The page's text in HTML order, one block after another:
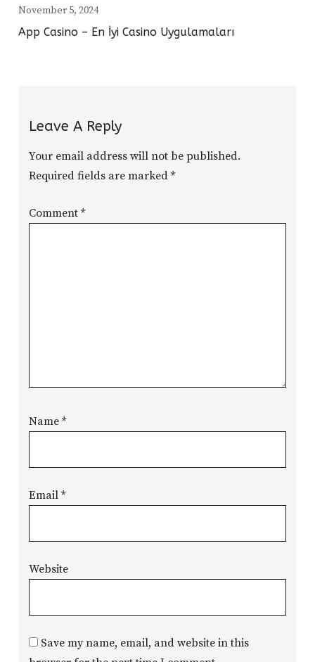
November 5, 2024
App Casino – En İyi Casino Uygulamaları
Leave A Reply
Your email address will not be published.
Required fields are marked*
Comment*
Name*
Email*
Website
Save my name, email, and website in this